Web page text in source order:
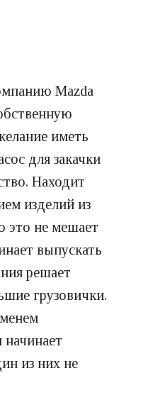
Mazda
иметь
для закачки
Находит
изделий из
это не мешает
выпускать
решает
грузовички.
начинает
из них не